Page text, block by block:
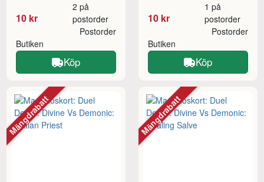
10 kr
2 på
postorder
Butiken
Postorder
Köp
10 kr
1 på
postorder
Butiken
Postorder
Köp
Mängdrabatt Mängdrabatt